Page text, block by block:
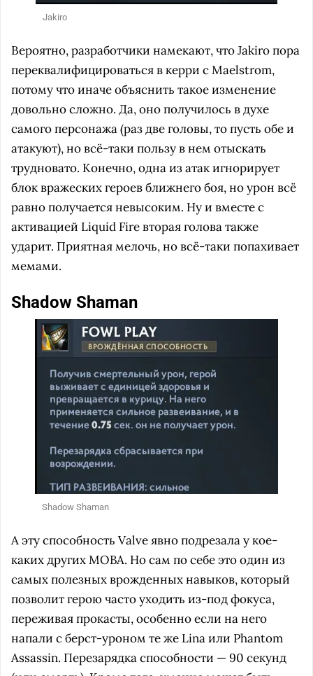
Jakiro
Вероятно, разработчики намекают, что Jakiro пора
переквалифицироваться в керри с Maelstrom,
потому что иначе объяснить такое изменение
довольно сложно. Да, оно получилось в духе
самого персонажа (раз две головы, то пусть обе и
атакуют), но всё-таки пользу в нем отыскать
трудновато. Конечно, одна из атак игнорирует
блок вражеских героев ближнего боя, но урон всё
равно получается невысоким. Ну и вместе с
активацией Liquid Fire вторая голова также
ударит. Приятная мелочь, но всё-таки попахивает
мемами.
Shadow Shaman
Shadow Shaman
А эту способность Valve явно подрезала у кое-
каких других MOBA. Но сам по себе это один из
самых полезных врожденных навыков, который
позволит герою часто уходить из-под фокуса,
переживая прокасты, особенно если на него
напали с берст-уроном те же Lina или Phantom
Assassin. Перезарядка способности — 90 секунд